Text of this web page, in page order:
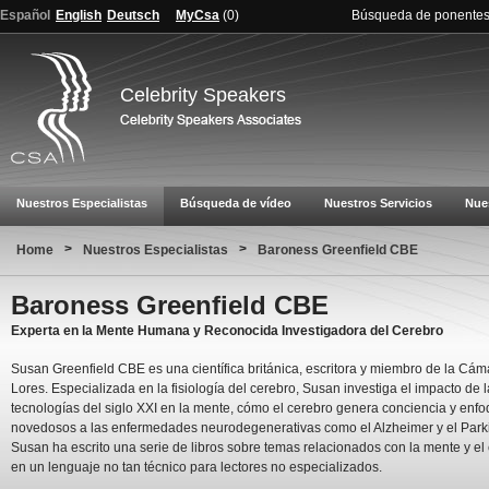
Español English Deutsch MyCsa (0) Búsqueda de ponentes
Celebrity Speakers
Nuestros Especialistas Búsqueda de vídeo Nuestros Servicios
Home > Nuestros Especialistas > Baroness Greenfield CBE
Baroness Greenfield CBE
Experta en la Mente Humana y Reconocida Investigadora del Cerebro
Susan Greenfield CBE es una científica británica, escritora y miembro de la
Lores. Especializada en la fisiología del cerebro, Susan investiga el impacto de
tecnologías del siglo XXI en la mente, cómo el cerebro genera conciencia y
novedosos a las enfermedades neurodegenerativas como el Alzheimer y el
Susan ha escrito una serie de libros sobre temas relacionados con la mente y el
en un lenguaje no tan técnico para lectores no especializados.